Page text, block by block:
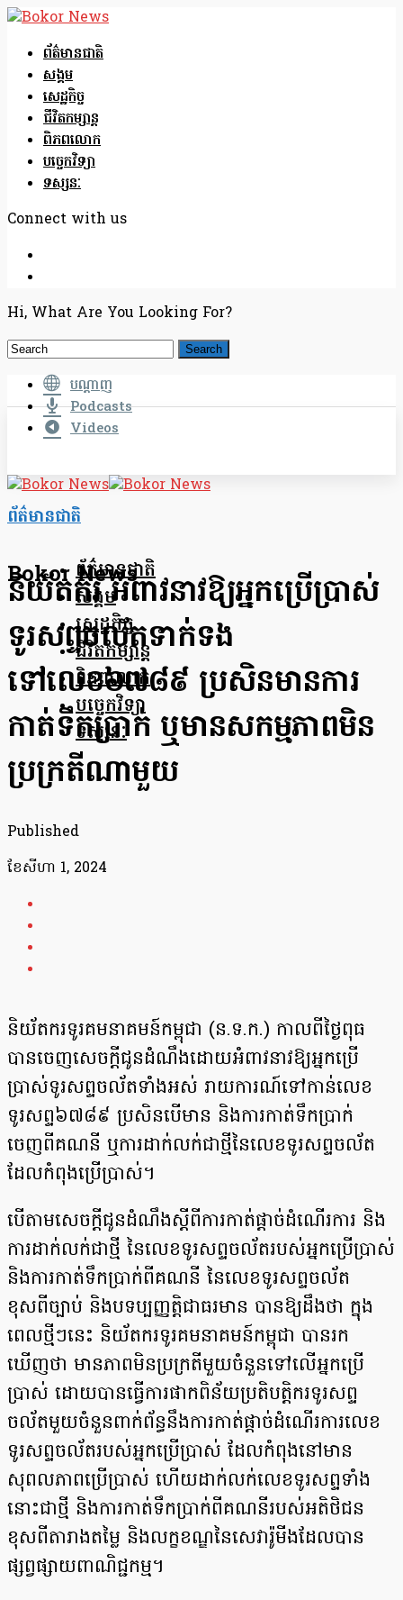
ព័ត៌មានជាតិ
សង្គម
សេដ្ឋកិច្ច
ជីវិតកម្សាន្ត
ពិភពលោក
បច្ចេកវិទ្យា
ទស្សនៈ
Connect with us
Hi, What Are You Looking For?
បណ្តាញ
Podcasts
Videos
Bokor News
ព័ត៌មានជាតិ
សង្គម
សេដ្ឋកិច្ច
ជីវិតកម្សាន្ត
ពិភពលោក
បច្ចេកវិទ្យា
ទស្សនៈ
ព័ត៌មានជាតិ
និយ័តករ អំពាវនាវឱ្យអ្នកប្រើប្រាស់
ទូរសព្ទចល័តទាក់ទង
ទៅលេខ៦៧៨៩ ប្រសិនមានការ
កាត់ទឹកប្រាក់ ឬមានសកម្មភាពមិន
ប្រក្រតីណាមួយ
Published
ខែ​សីហា 1, 2024
និយ័តករទូរគមនាគមន៍កម្ពុជា (ន.ទ.ក.) កាលពីថ្ងៃពុធ
បានចេញសេចក្តីជូនដំណឹងដោយអំពាវនាវឱ្យអ្នកប្រើ
ប្រាស់ទូរសព្ទចល័តទាំងអស់ រាយការណ៍ទៅកាន់លេខ
ទូរសព្ទ៦៧៨៩ ប្រសិនបើមាន និងការកាត់ទឹកប្រាក់
ចេញពីគណនី ឬការដាក់លក់ជាថ្មីនៃលេខទូរសព្ទចល័ត
ដែលកំពុងប្រើប្រាស់។
បើតាមសេចក្តីជូនដំណឹងស្តីពីការកាត់ផ្ដាច់ដំណើរការ និង
ការដាក់លក់ជាថ្មី នៃលេខទូរសព្ទចល័តរបស់អ្នកប្រើប្រាស់
និងការកាត់ទឹកប្រាក់ពីគណនី នៃលេខទូរសព្ទចល័ត
ខុសពីច្បាប់ និងបទប្បញ្ញត្តិជាធរមាន បានឱ្យដឹងថា ក្នុង
ពេលថ្មីៗនេះ និយ័តករទូរគមនាគមន៍កម្ពុជា បានរក
ឃើញថា​ មានភាពមិនប្រក្រតីមួយចំនួនទៅលើអ្នកប្រើ
ប្រាស់ ដោយបានធ្វើការផាកពិន័យប្រតិបត្តិករទូរសព្ទ
ចល័តមួយចំនួនពាក់ព័ន្ធនឹងការកាត់ផ្ដាច់ដំណើរការលេខ
ទូរសព្ទចល័តរបស់អ្នកប្រើប្រាស់ ដែលកំពុងនៅមាន
សុពលភាពប្រើប្រាស់ ហើយដាក់លក់លេខទូរសព្ទទាំង
នោះជាថ្មី និងការកាត់ទឹកប្រាក់ពីគណនីរបស់អតិថិជន
ខុសពីតារាងតម្លៃ និងលក្ខខណ្ឌនៃសេវារ៉ូមីងដែលបាន
ផ្សព្វផ្សាយពាណិជ្ជកម្ម។